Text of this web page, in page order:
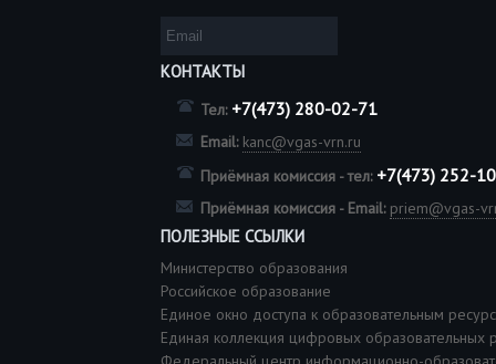
КОНТАКТЫ
Тел: +7(473) 280-02-71
Email: kanc@vgas-vrn.ru
Приёмная комиссия - тел: +7(473) 252-
Приёмная комиссия - Email: priem@vgas-
ПОЛЕЗНЫЕ ССЫЛКИ
Министерство образования
Российское образование
Единое окно доступа к образовательным
Единая коллекция цифровых образовательных